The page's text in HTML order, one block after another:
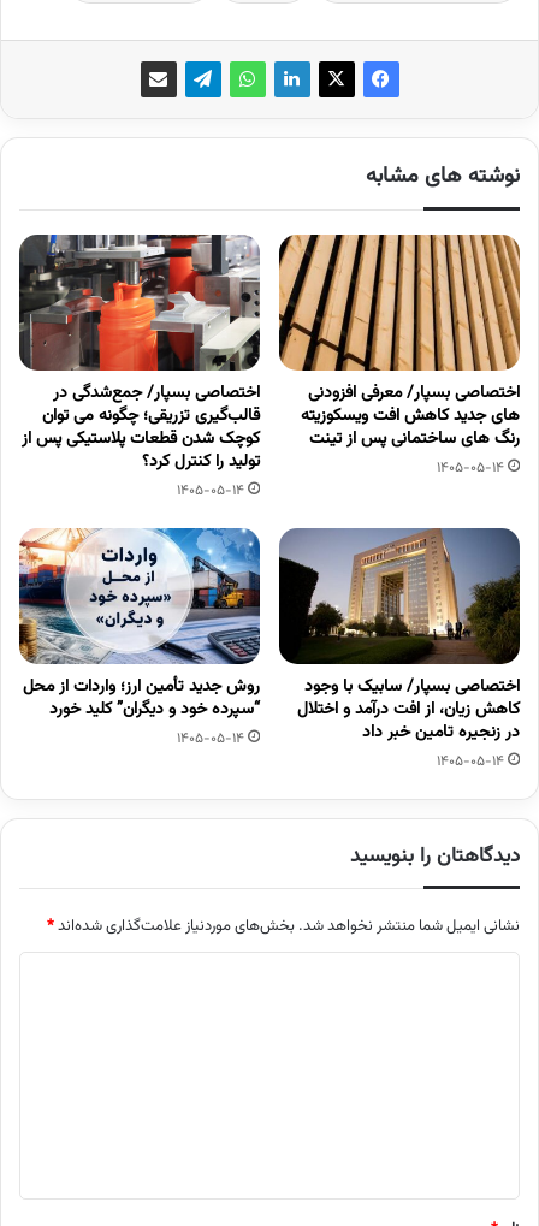
نوشته های مشابه
اختصاصی بسپار/ معرفی افزودنی
های جدید کاهش افت ویسکوزیته
رنگ های ساختمانی پس از تینت
1405-05-14
اختصاصی بسپار/ جمع‌شدگی در
قالب‌گیری تزریقی؛ چگونه می توان
کوچک شدن قطعات پلاستیکی پس از
تولید را کنترل کرد؟
1405-05-14
اختصاصی بسپار/ سابیک با وجود
کاهش زیان، از افت درآمد و اختلال
در زنجیره تامین خبر داد
1405-05-14
روش جدید تأمین ارز؛ واردات از محل
“سپرده خود و دیگران” کلید خورد
1405-05-14
دیدگاهتان را بنویسید
نشانی ایمیل شما منتشر نخواهد شد. بخش‌های موردنیاز علامت‌گذاری شده‌اند*